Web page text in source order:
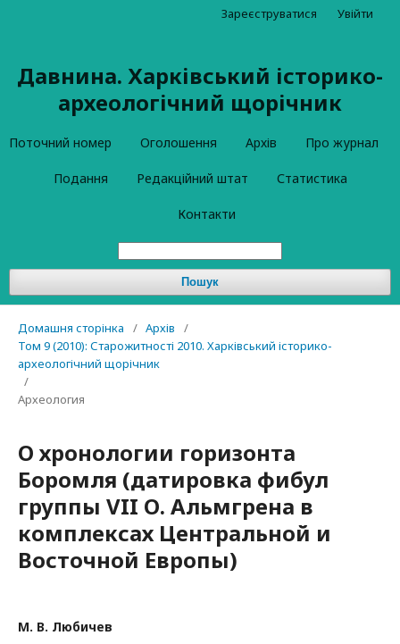
Давнина. Харківський історико-
археологічний щорічник
Поточний номер Оголошення Архів Про журнал
Подання Редакційний штат Статистика
Контакти
Пошук
Зареєструватися Увійти
Домашня сторінка / Архів
/
Том 9 (2010): Старожитності 2010. Харківський історико-
археологічний щорічник
/
Археология
О хронологии горизонта
Боромля (датировка фибул
группы VII О. Альмгрена в
комплексах Центральной и
Восточной Европы)
М. В. Любичев